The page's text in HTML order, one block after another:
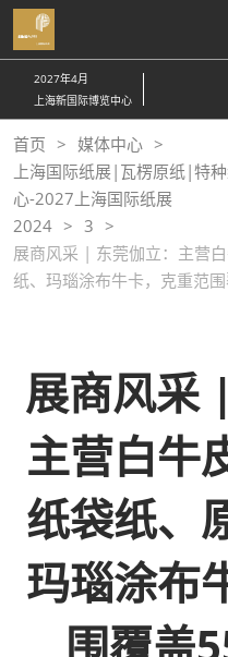
直
接
跳
至
内
容
2027年4月
上海新国际博览中心
首页
媒体中心
上海国际纸展|瓦楞原纸|特
心-2027上海国际纸展
2024
3
展商风采 | 东莞伽立：主营
纸、玛瑙涂布牛卡，克重范
展商风采
主营白牛
纸袋纸、
玛瑙涂布